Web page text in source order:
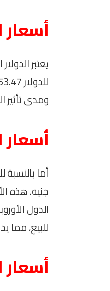
أسعار
يعتبر
ومدى تأثير
أسعار
جنيه. هذه
للبيع، مما
أسعار